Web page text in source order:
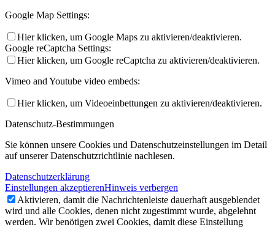
Google Map Settings:
Hier klicken, um Google Maps zu aktivieren/deaktivieren.
Google reCaptcha Settings:
Hier klicken, um Google reCaptcha zu aktivieren/deaktivieren.
Vimeo and Youtube video embeds:
Hier klicken, um Videoeinbettungen zu aktivieren/deaktivieren.
Datenschutz-Bestimmungen
Sie können unsere Cookies und Datenschutzeinstellungen im Detail
auf unserer Datenschutzrichtlinie nachlesen.
Datenschutzerklärung
Einstellungen akzeptierenHinweis verbergen
Aktivieren, damit die Nachrichtenleiste dauerhaft ausgeblendet
wird und alle Cookies, denen nicht zugestimmt wurde, abgelehnt
werden. Wir benötigen zwei Cookies, damit diese Einstellung